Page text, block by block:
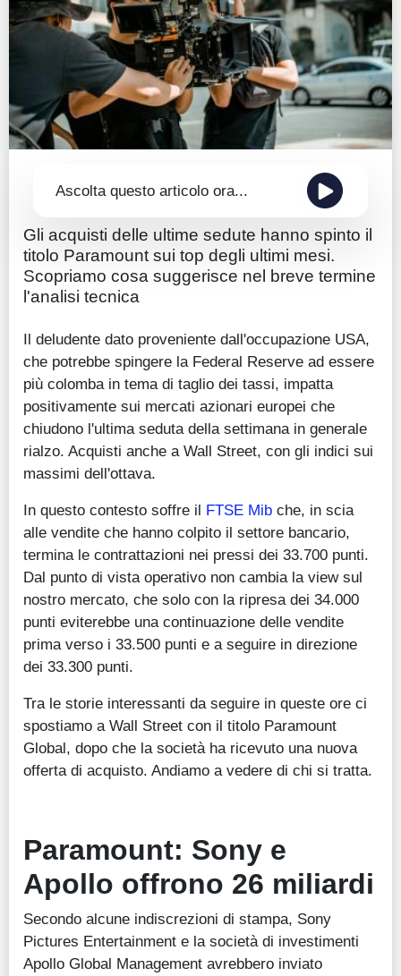
Ascolta questo articolo ora...
Gli acquisti delle ultime sedute hanno spinto il
titolo Paramount sui top degli ultimi mesi.
Scopriamo cosa suggerisce nel breve termine
l'analisi tecnica
Il deludente dato proveniente dall'occupazione USA,
che potrebbe spingere la Federal Reserve ad essere
più colomba in tema di taglio dei tassi, impatta
positivamente sui mercati azionari europei che
chiudono l'ultima seduta della settimana in generale
rialzo. Acquisti anche a Wall Street, con gli indici sui
massimi dell'ottava.
In questo contesto soffre il FTSE Mib che, in scia
alle vendite che hanno colpito il settore bancario,
termina le contrattazioni nei pressi dei 33.700 punti.
Dal punto di vista operativo non cambia la view sul
nostro mercato, che solo con la ripresa dei 34.000
punti eviterebbe una continuazione delle vendite
prima verso i 33.500 punti e a seguire in direzione
dei 33.300 punti.
Tra le storie interessanti da seguire in queste ore ci
spostiamo a Wall Street con il titolo Paramount
Global, dopo che la società ha ricevuto una nuova
offerta di acquisto. Andiamo a vedere di chi si tratta.
Paramount: Sony e
Apollo offrono 26 miliardi
Secondo alcune indiscrezioni di stampa, Sony
Pictures Entertainment e la società di investimenti
Apollo Global Management avrebbero inviato